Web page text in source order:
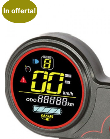
In offerta!